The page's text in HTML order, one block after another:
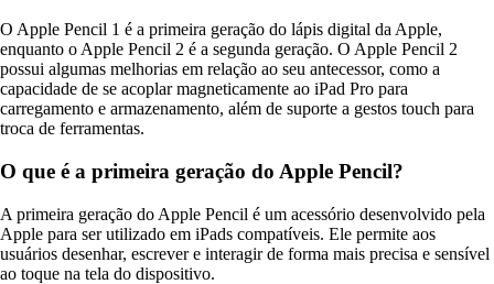
O Apple Pencil 1 é a primeira geração do lápis digital da Apple,
enquanto o Apple Pencil 2 é a segunda geração. O Apple Pencil 2
possui algumas melhorias em relação ao seu antecessor, como a
capacidade de se acoplar magneticamente ao iPad Pro para
carregamento e armazenamento, além de suporte a gestos touch para
troca de ferramentas.
O que é a primeira geração do Apple Pencil?
A primeira geração do Apple Pencil é um acessório desenvolvido pela
Apple para ser utilizado em iPads compatíveis. Ele permite aos
usuários desenhar, escrever e interagir de forma mais precisa e sensível
ao toque na tela do dispositivo.